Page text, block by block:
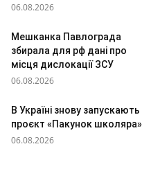
06.08.2026
Мешканка Павлограда
збирала для рф дані про
місця дислокації ЗСУ
06.08.2026
В Україні знову запускають
проєкт «Пакунок школяра»
06.08.2026